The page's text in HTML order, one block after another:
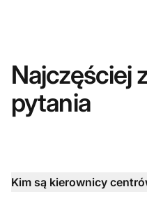
Najczęściej
pytania
Kim są kierownicy